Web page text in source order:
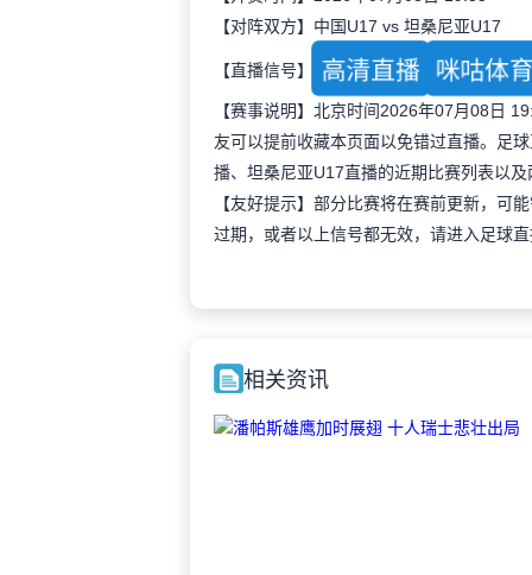
【对阵双方】中国U17 vs 坦桑尼亚U17
【直播信号】 高清直播 咪咕体
【赛事说明】北京时间2026年07月08日
友可以提前收藏本页面以免错过直播。足
播、坦桑尼亚U17直播的近期比赛列表以
【友好提示】部分比赛将在赛前更新，可
过期，或者以上信号都无效，请进入足球
相关资讯